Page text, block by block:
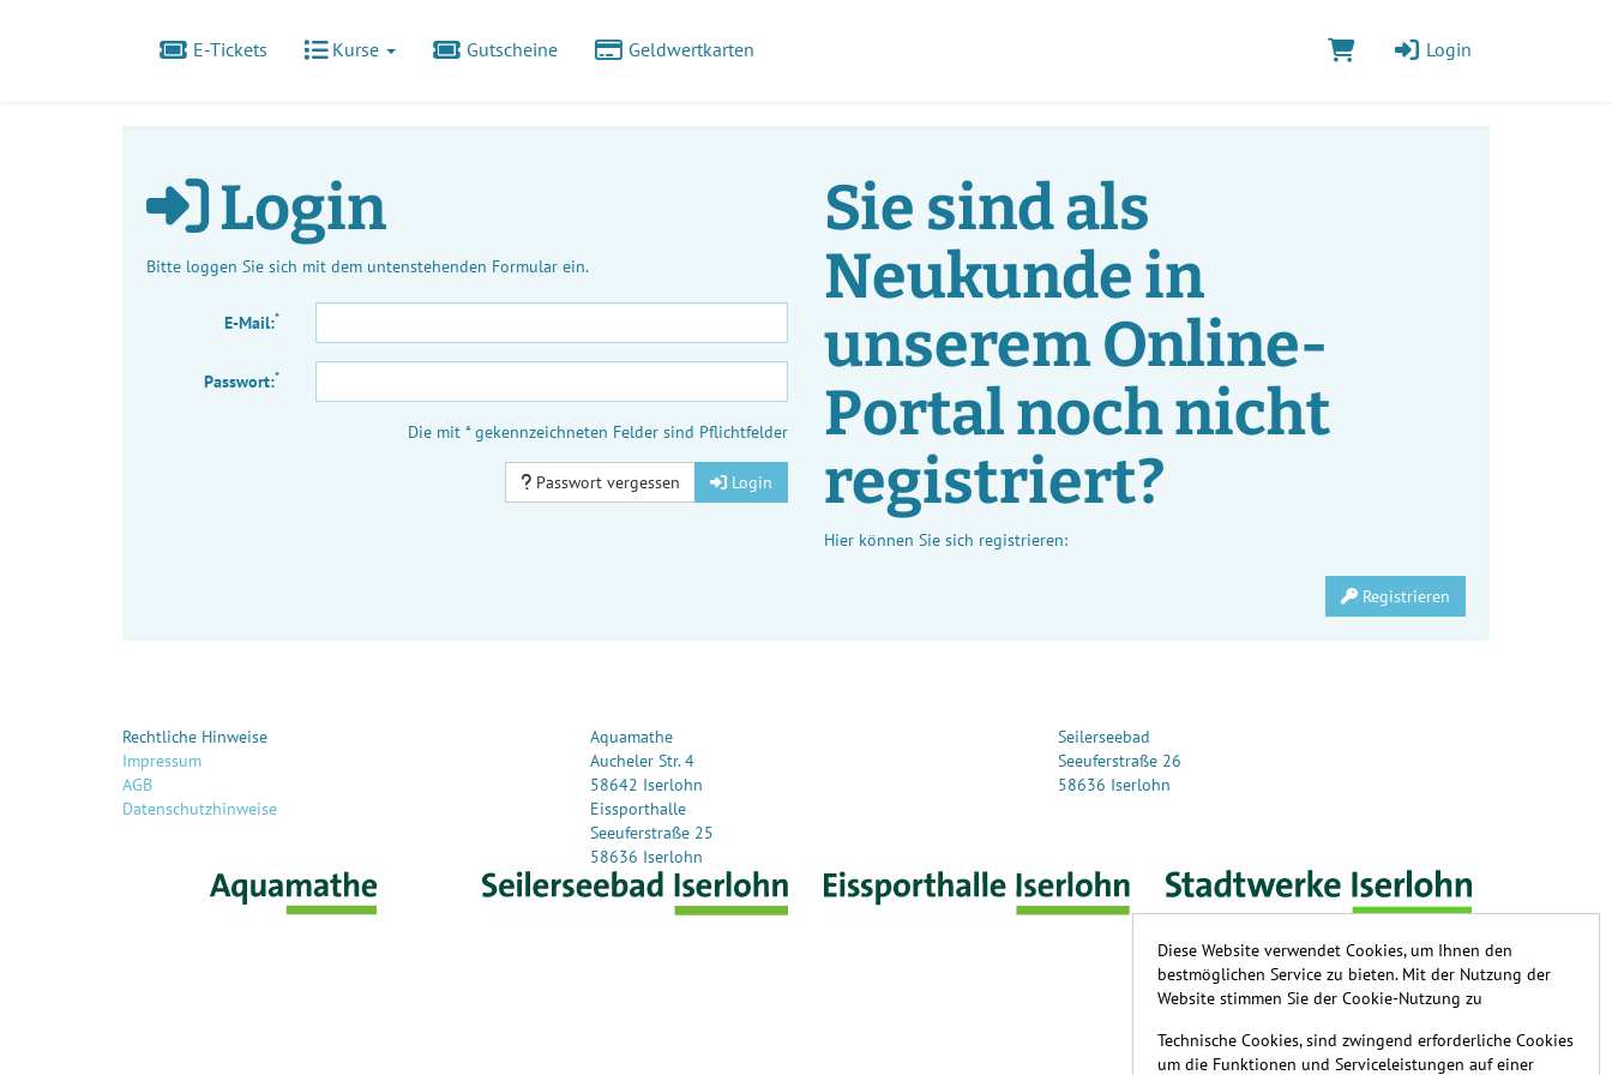
E-Tickets Kurse Gutscheine Geldwertkarten Login
Login
Bitte loggen Sie sich mit dem untenstehenden Formular ein.
E-Mail:*
Passwort:*
Die mit * gekennzeichneten Felder sind Pflichtfelder
Passwort vergessen Login
Sie sind als
Neukunde in
unserem Online-
Portal noch nicht
registriert?
Hier können Sie sich registrieren:
Registrieren
Rechtliche Hinweise
Impressum
AGB
Datenschutzhinweise
Aquamathe
Aucheler Str. 4
58642 Iserlohn
Seilerseebad
Seeuferstraße 26
58636 Iserlohn
Eissporthalle
Seeuferstraße 25
58636 Iserlohn
Diese Website verwendet Cookies, um Ihnen den
bestmöglichen Service zu bieten. Mit der Nutzung der
Website stimmen Sie der Cookie-Nutzung zu
Technische Cookies, sind zwingend erforderliche Cookies
um die Funktionen und Serviceleistungen auf einer